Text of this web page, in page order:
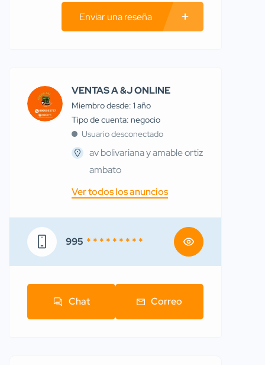
Enviar una reseña
VENTAS A &J ONLINE
Miembro desde: 1 año
tipo de cuenta: negocio
Usuario desconectado
av bolivariana y amable ortiz
ambato
Ver todos los anuncios
995 * * * * * * * * *
Chat Correo